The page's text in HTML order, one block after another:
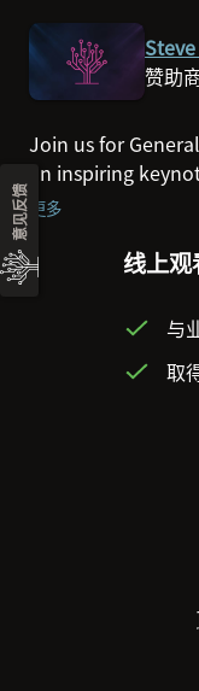
赞助商
Join us for
an inspiring
actress Marlee
sponsor Ancestry.
更多
线上观
与
取
意见反馈